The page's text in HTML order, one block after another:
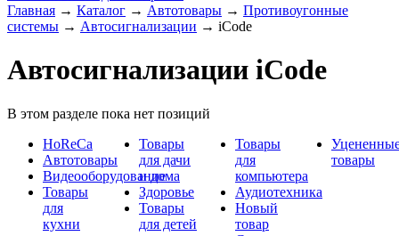
Главная → Каталог → Автотовары → Противоугонные
системы → Автосигнализации → iCode
Автосигнализации iCode
В этом разделе пока нет позиций
HoReCa
Автотовары
Видеооборудование
Товары
для
кухни
Товары
для дачи
и дома
Здоровье
Товары
для детей
Товары
для
компьютера
Аудиотехника
Новый
товар
товары